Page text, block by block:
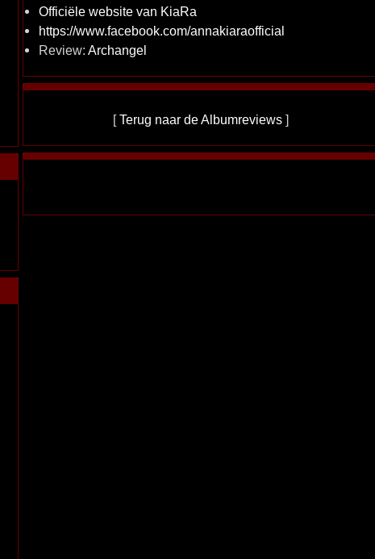
Officiële website van KiaRa
https://www.facebook.com/annakiaraofficial
Review: Archangel
[Terug naar de Albumreviews ]